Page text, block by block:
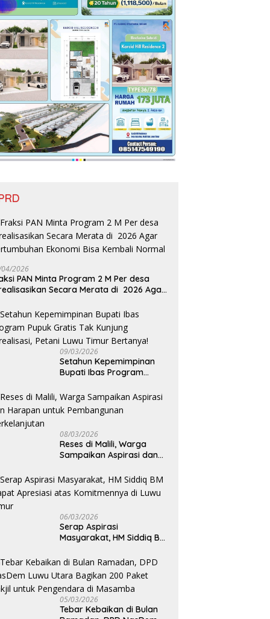
2026
PAN Minta Program 2 M Per desa
Secara Merata di 2026 Agar
09/03/2026
Setahun Kepemimpinan
Bupati Ibas Program
Direalisasi, Petani Luwu
Timur Bertanya!
08/03/2026
Reses di Malili, Warga
Sampaikan Aspirasi dan
Pembangunan
Berkelanjutan
06/03/2026
Serap Aspirasi
Masyarakat, HM Siddiq BM
Komitmennya di Luwu
Timur
05/03/2026
Tebar Kebaikan di Bulan